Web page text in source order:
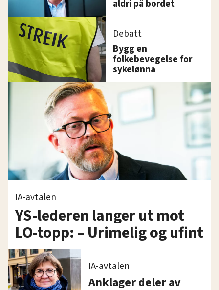
aldri på bordet
Debatt
Bygg en
folkebevegelse for
sykelønna
IA-avtalen
YS-lederen langer ut mot
LO-topp: – Urimelig og ufint
IA-avtalen
Anklager deler av